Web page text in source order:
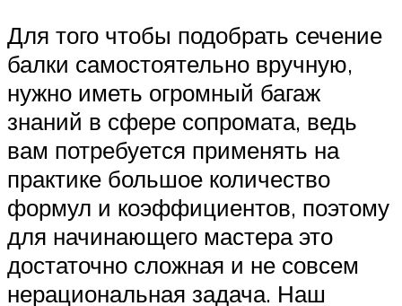
Для того чтобы подобрать сечение
балки самостоятельно вручную,
нужно иметь огромный багаж
знаний в сфере сопромата, ведь
вам потребуется применять на
практике большое количество
формул и коэффициентов, поэтому
для начинающего мастера это
достаточно сложная и не совсем
нерациональная задача. Наш